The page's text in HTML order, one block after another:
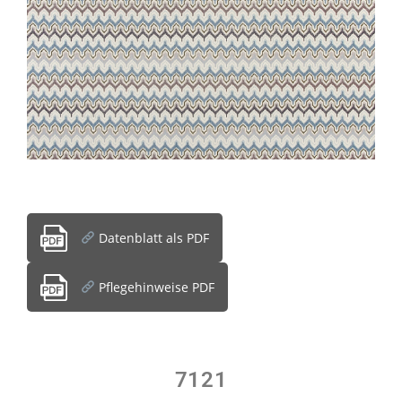
Datenblatt als PDF
Pflegehinweise PDF
7121